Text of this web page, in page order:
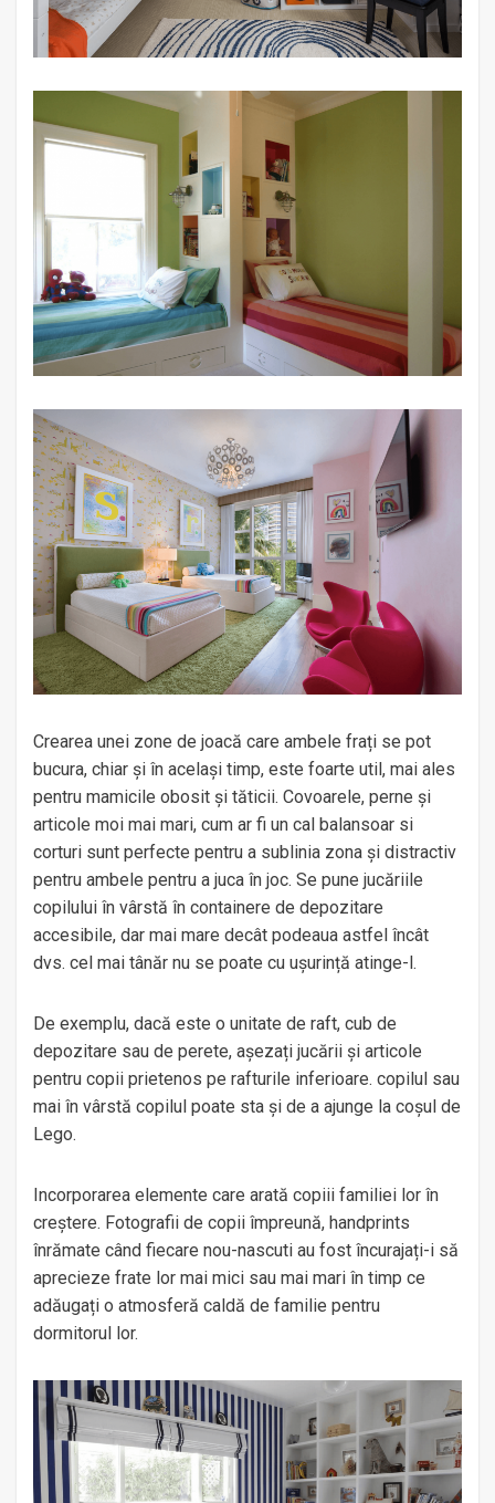
Crearea unei zone de joacă care ambele frați se pot
bucura, chiar și în același timp, este foarte util, mai ales
pentru mamicile obosit și tăticii. Covoarele, perne și
articole moi mai mari, cum ar fi un cal balansoar si
corturi sunt perfecte pentru a sublinia zona și distractiv
pentru ambele pentru a juca în joc. Se pune jucăriile
copilului în vârstă în containere de depozitare
accesibile, dar mai mare decât podeaua astfel încât
dvs. cel mai tânăr nu se poate cu ușurință atinge-l.
De exemplu, dacă este o unitate de raft, cub de
depozitare sau de perete, așezați jucării și articole
pentru copii prietenos pe rafturile inferioare. copilul sau
mai în vârstă copilul poate sta și de a ajunge la coșul de
Lego.
Incorporarea elemente care arată copiii familiei lor în
creștere. Fotografii de copii împreună, handprints
înrămate când fiecare nou-nascuti au fost încurajați-i să
aprecieze frate lor mai mici sau mai mari în timp ce
adăugați o atmosferă caldă de familie pentru
dormitorul lor.